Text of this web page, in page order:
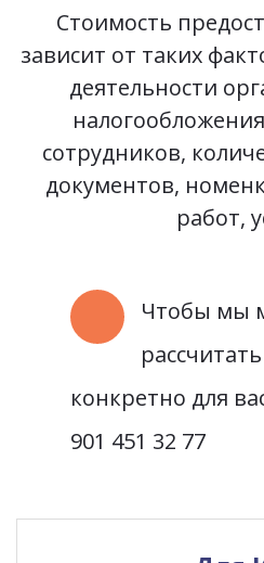
Стоимость
зависит от таких
деятельности
сотрудников,
документов,
работ,
Чтобы мы
конкретно для
901 451 32 77